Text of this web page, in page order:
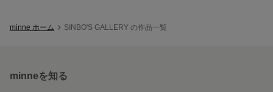
minne ホーム SINBO'S GALLERY の作品一覧
minneを知る